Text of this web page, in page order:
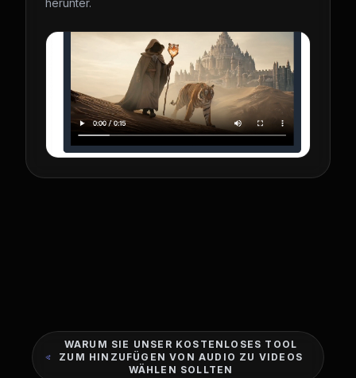
herunter.
WARUM SIE UNSER KOSTENLOSES TOOL
ZUM HINZUFÜGEN VON AUDIO ZU VIDEOS
WÄHLEN SOLLTEN